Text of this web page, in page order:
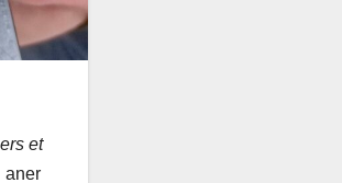
et
aner